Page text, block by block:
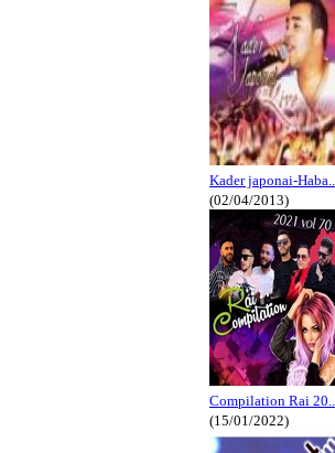
Kader japonai-
(02/04/2013)
Compilation Rai
(15/01/2022)